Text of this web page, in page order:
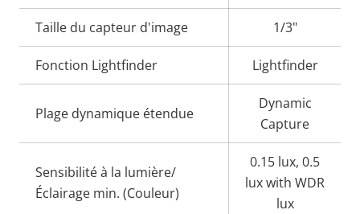
de la
propriété
la
propriété
Taille du capteur d'image 1/3"
Fonction Lightfinder Lightfinder
Plage dynamique étendue
Dynamic
Capture
Sensibilité à la lumière/
Éclairage min. (Couleur)
0.15 lux, 0.5
lux with WDR
lux